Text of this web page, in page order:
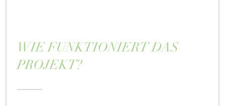
WIE FUNKTIONIERT DAS
PROJEKT?